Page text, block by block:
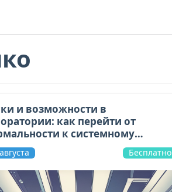
и возможности в
как перейти от
к системному
Бесплатно